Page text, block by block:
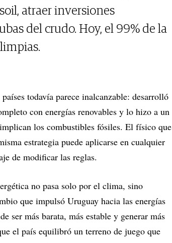
atraer inversiones
del crudo. Hoy, el 99% de la
todavía parece inalcanzable: desarrolló
con energías renovables y lo hizo a un
los combustibles fósiles. El físico que
estrategia puede aplicarse en cualquier
de modificar las reglas.
no pasa solo por el clima, sino
que impulsó Uruguay hacia las energías
ser más barata, más estable y generar más
el país equilibró un terreno de juego que